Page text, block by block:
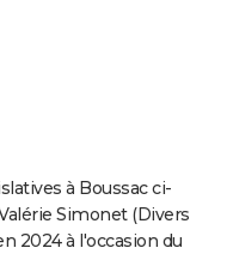
à Boussac ci-
Simonet (Divers
2024 à l'occasion du